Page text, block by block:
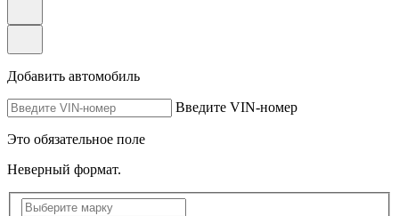
Добавить автомобиль
Введите VIN-номер
Это обязательное поле
Неверный формат.